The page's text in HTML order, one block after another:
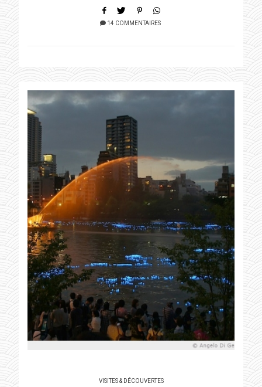
14 COMMENTAIRES
VISITES & DÉCOUVERTES